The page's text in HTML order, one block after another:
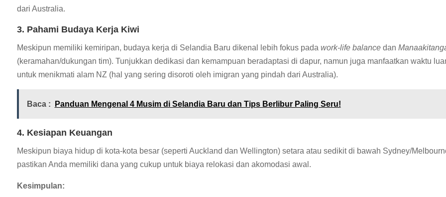
dari Australia.
3. Pahami Budaya Kerja Kiwi
Meskipun memiliki kemiripan, budaya kerja di Selandia Baru dikenal lebih fokus pada work-life balancedan
(keramahan/dukungan tim). Tunjukkan dedikasi dan kemampuan beradaptasi di dapur, namun juga manfaatkan waktu
untuk menikmati alam NZ (hal yang sering disoroti oleh imigran yang pindah dari Australia).
Baca : Panduan Mengenal 4 Musim di Selandia Baru dan Tips Berlibur Paling Seru!
4. Kesiapan Keuangan
Meskipun biaya hidup di kota-kota besar (seperti Auckland dan Wellington) setara atau sedikit di bawah Sydney/
pastikan Anda memiliki dana yang cukup untuk biaya relokasi dan akomodasi awal.
Kesimpulan: